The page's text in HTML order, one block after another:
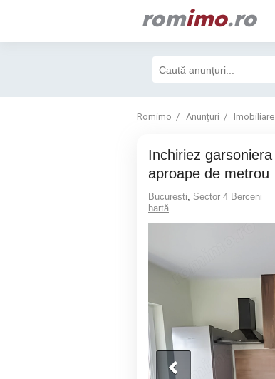
romimo.ro
Romimo Anunțuri Imobiliare
Inchiriez garsoniera in zona Berceni
aproape de metrou
Bucuresti, Sector 4 Berceni
hartă